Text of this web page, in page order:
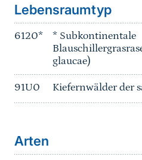
Lebensraumtyp
6120*
* Subkontinentale
glaucae)
91U0 Kiefernwälder der
Arten